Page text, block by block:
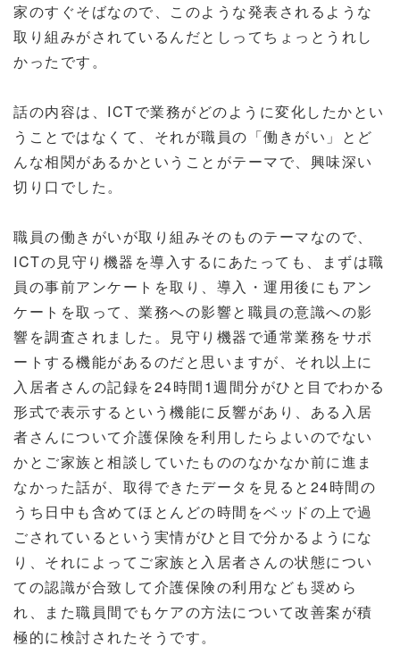
家のすぐそばなので、このような発表されるような
取り組みがされているんだとしってちょっとうれし
かったです。
話の内容は、ICTで業務がどのように変化したかとい
うことではなくて、それが職員の「働きがい」とど
んな相関があるかということがテーマで、興味深い
切り口でした。
職員の働きがいが取り組みそのものテーマなので、
ICTの見守り機器を導入するにあたっても、まずは職
員の事前アンケートを取り、導入・運用後にもアン
ケートを取って、業務への影響と職員の意識への影
響を調査されました。見守り機器で通常業務をサポ
ートする機能があるのだと思いますが、それ以上に
入居者さんの記録を24時間1週間分がひと目でわかる
形式で表示するという機能に反響があり、ある入居
者さんについて介護保険を利用したらよいのでない
かとご家族と相談していたもののなかなか前に進ま
なかった話が、取得できたデータを見ると24時間の
うち日中も含めてほとんどの時間をベッドの上で過
ごされているという実情がひと目で分かるようにな
り、それによってご家族と入居者さんの状態につい
ての認識が合致して介護保険の利用なども奨めら
れ、また職員間でもケアの方法について改善案が積
極的に検討されたそうです。